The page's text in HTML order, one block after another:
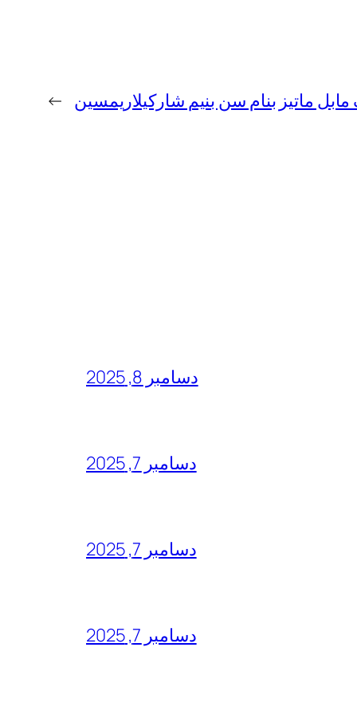
مابل ماتیز بنام سن بنیم شارکیلاریمسین →
دسامبر 8, 2025
دسامبر 7, 2025
دسامبر 7, 2025
دسامبر 7, 2025